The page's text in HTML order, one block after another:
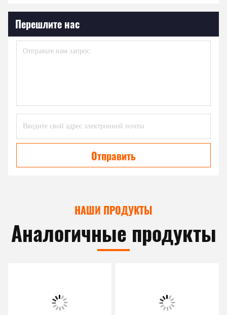
Перешлите нас
Отправить
НАШИ ПРОДУКТЫ
Аналогичные продукты